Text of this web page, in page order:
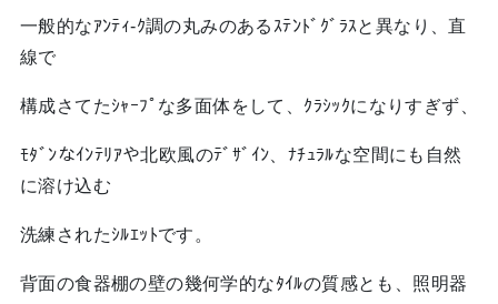
一般的なｱﾝﾃｨ-ｸ調の丸みのあるｽﾃﾝﾄﾞｸﾞﾗｽと異なり、直
線で
構成さてたｼｬｰﾌﾟな多面体をして、ｸﾗｼｯｸになりすぎず、
ﾓﾀﾞﾝなｲﾝﾃﾘｱや北欧風のﾃﾞｻﾞｲﾝ、ﾅﾁｭﾗﾙな空間にも自然
に溶け込む
洗練されたｼﾙｴｯﾄです。
背面の食器棚の壁の幾何学的なﾀｲﾙの質感とも、照明器